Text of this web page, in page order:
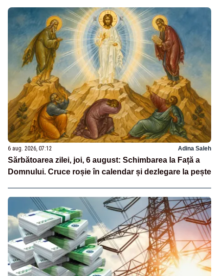
6 aug. 2026, 07:12 Adina Saleh
Sărbătoarea zilei, joi, 6 august: Schimbarea la Față a
Domnului. Cruce roșie în calendar și dezlegare la pește